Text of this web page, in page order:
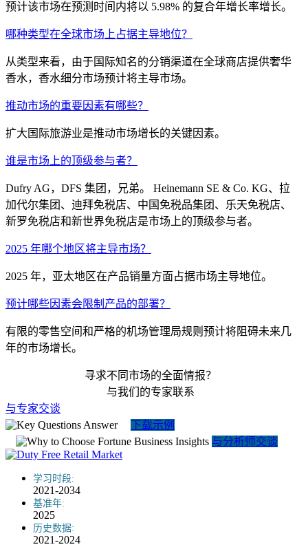
预计该市场在预测时间内将以 5.98% 的复合年增长率增长。
哪种类型在全球市场上占据主导地位？
从类型来看，由于国际知名的分销渠道在全球商店提供奢华
香水，香水细分市场预计将主导市场。
推动市场的重要因素有哪些？
扩大国际旅游业是推动市场增长的关键因素。
谁是市场上的顶级参与者？
Dufry AG，DFS 集团，兄弟。 Heinemann SE & Co. KG、拉
加代尔集团、迪拜免税店、中国免税品集团、乐天免税店、
新罗免税店和新世界免税店是市场上的顶级参与者。
2025 年哪个地区将主导市场？
2025 年，亚太地区在产品销量方面占据市场主导地位。
预计哪些因素会限制产品的部署？
有限的零售空间和严格的机场管理局规则预计将阻碍未来几
年的市场增长。
寻求不同市场的全面情报？
与我们的专家联系
与专家交谈
下载示例
与分析师交谈
学习时段:
2021-2034
基准年:
2025
历史数据:
2021-2024